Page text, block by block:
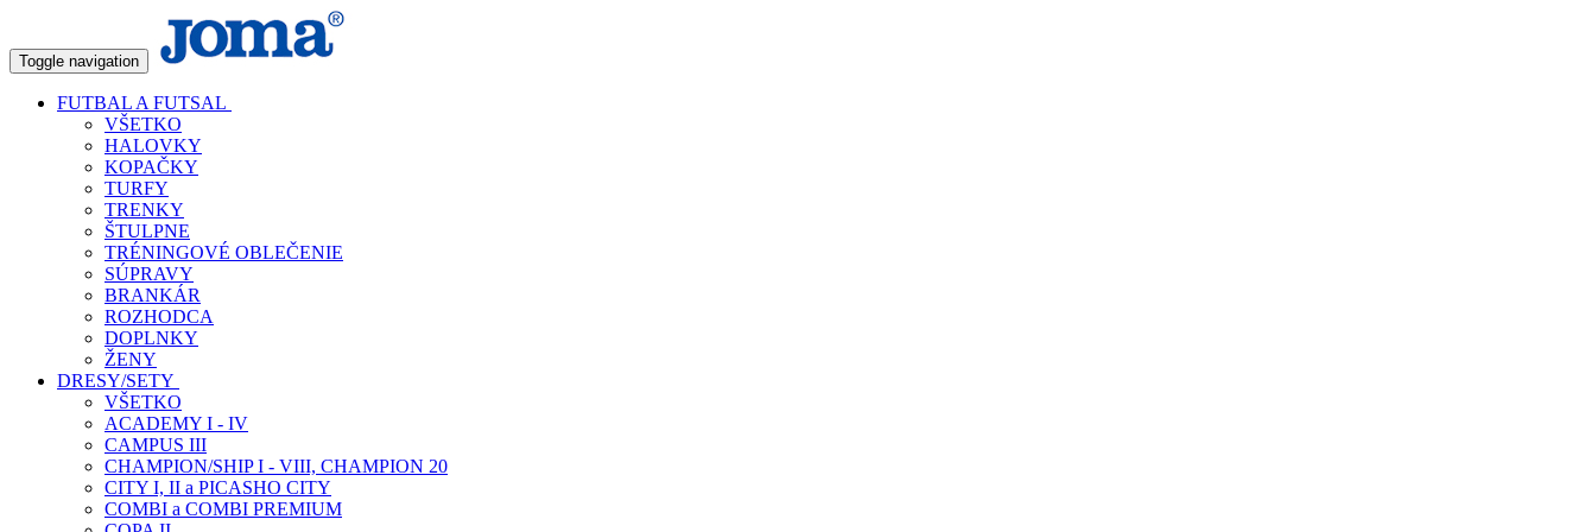
Toggle navigation
FUTBAL A FUTSAL
VŠETKO
HALOVKY
KOPAČKY
TURFY
TRENKY
ŠTULPNE
TRÉNINGOVÉ OBLEČENIE
SÚPRAVY
BRANKÁR
ROZHODCA
DOPLNKY
ŽENY
DRESY/SETY
VŠETKO
ACADEMY I - IV
CAMPUS III
CHAMPION/SHIP I - VIII, CHAMPION 20
CITY I, II a PICASHO CITY
COMBI a COMBI PREMIUM